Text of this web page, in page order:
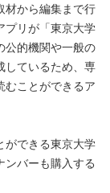
材から編集まで行
プリが「東京大学
公的機関や一般の
しているため、専
むことができるア
ができる東京大学
ンバーも購入する